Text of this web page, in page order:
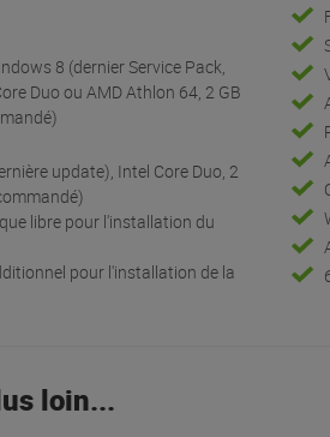
8 (dernier Service Pack,
Duo ou AMD Athlon 64, 2 GB
update), Intel Core Duo, 2
libre pour l'installation du
pour l'installation de la
loin...